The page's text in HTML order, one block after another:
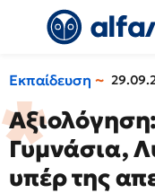
Εκπαίδευση
Γυμνάσια,
υπέρ της